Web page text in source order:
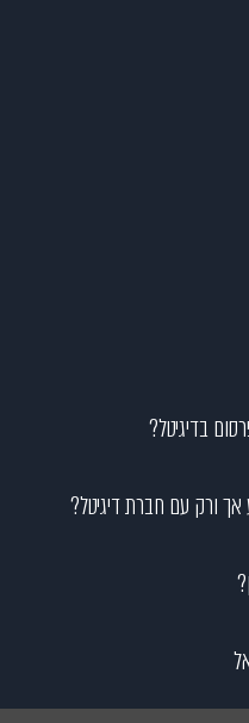
בדיגיטל?
ורק עם חברת דיגיטל?